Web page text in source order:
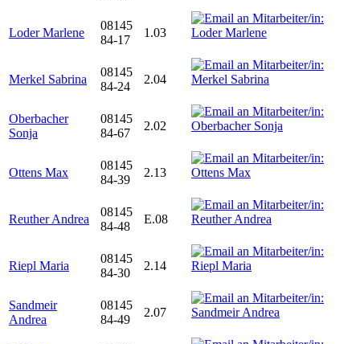
Loder Marlene
08145
84-17
1.03
Merkel Sabrina
08145
84-24
2.04
Oberbacher
Sonja
08145
84-67
2.02
Ottens Max
08145
84-39
2.13
Reuther Andrea
08145
84-48
E.08
Riepl Maria
08145
84-30
2.14
Sandmeir
Andrea
08145
84-49
2.07